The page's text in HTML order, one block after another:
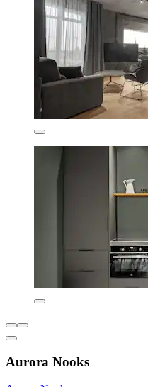
Aurora Nooks